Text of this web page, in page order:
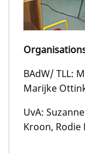
BAdW/ TLL:
Marijke
UvA:
Kroon, Rodie